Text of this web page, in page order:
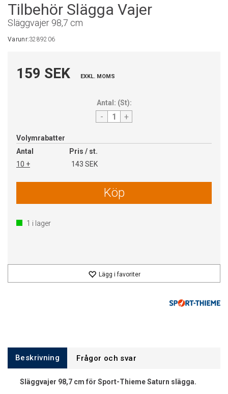
Tilbehör Slägga Vajer
Släggvajer 98,7 cm
Varunr:3289206
159 SEK EXKL. MOMS
Antal: (St):
- +
Volymrabatter
Antal
Pris / st.
10 +
143 SEK
Köp
1 i lager
Lägg i favoriter
Beskrivning Frågor och svar
Släggvajer 98,7 cm för Sport-Thieme Saturn slägga.